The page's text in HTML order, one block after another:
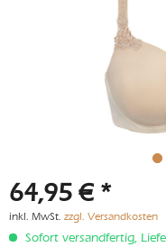
64,95 € *
inkl. MwSt. zzgl. Versandkosten
Sofort versandfertig,